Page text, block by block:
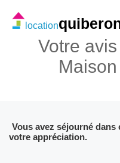
Votre
location
Vous avez séjourné
votre appréciation.